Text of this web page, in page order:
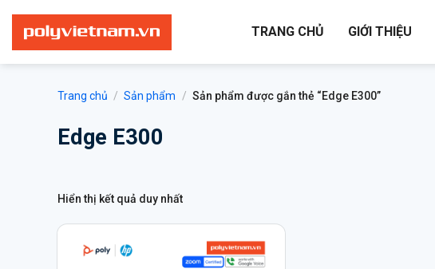
nội
dung
TRANG CHỦ GIỚI THIỆU
Trang chủ / Sản phẩm / Sản phẩm được gắn thẻ “Edge E300”
Edge E300
Hiển thị kết quả duy nhất